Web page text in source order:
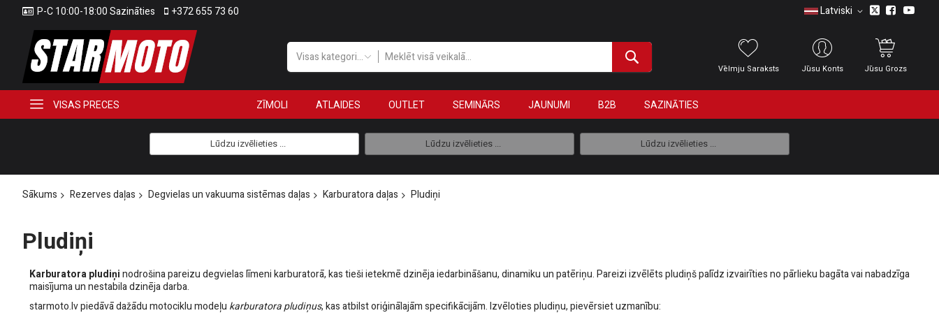
P-C 10:00-18:00 Sazināties +372 655 73 60 Latviski
Visas kategorijas
Vēlmju Saraksts Jūsu Konts Jūsu Grozs
VISAS PRECES ZĪMOLI ATLAIDES OUTLET SEMINĀRS JAUNUMI B2B SAZINĀTIES
Lūdzu izvēlieties ... Lūdzu izvēlieties ... Lūdzu izvēlieties ...
Sākums Rezerves daļas Degvielas un vakuuma sistēmas daļas Karburatora daļas Pludiņi
Pludiņi
Karburatora pludiņinodrošina pareizu degvielas līmeni karburatorā, kas tieši ietekmē dzinēja iedarbināšanu, dinamiku un patēriņu. Pareizi izvēlēts pludiņš palīdz izvairīties no pārlieku bagāta vai nabadzīga
maisījuma un nestabila dzinēja darba.
starmoto.lv piedāvā dažādu motociklu modeļu karburatora pludiņus, kas atbilst oriģinālajām specifikācijām. Izvēloties pludiņu, pievērsiet uzmanību: